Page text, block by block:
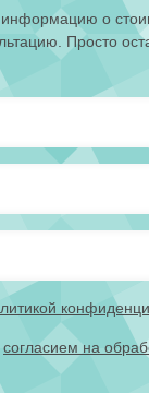
о
Просто
согласием на